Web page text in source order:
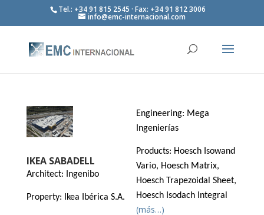
Tel.: +34 91 815 2545 · Fax: +34 91 812 3006
info@emc-internacional.com
IKEA SABADELL
Architect: Ingenibo
Property: Ikea Ibérica S.A.
Engineering: Mega
Ingenierías
Products: Hoesch Isowand
Vario, Hoesch Matrix,
Hoesch Trapezoidal Sheet,
Hoesch Isodach Integral
(más…)